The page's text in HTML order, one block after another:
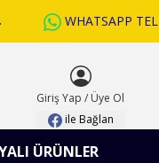
WHATSAPP TEL
Giriş Yap / Üye Ol
ile Bağlan
ÜRÜNLER